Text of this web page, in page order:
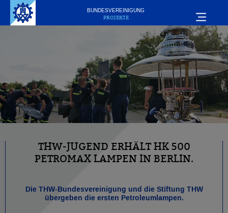
BUNDESVEREINIGUNG
PROJEKTE
THW-JUGEND ERHÄLT HK 500
PETROMAX LAMPEN IN BERLIN.
Die THW-Bundesvereinigung und die Stiftung THW
übergeben die ersten Petroleumlampen.